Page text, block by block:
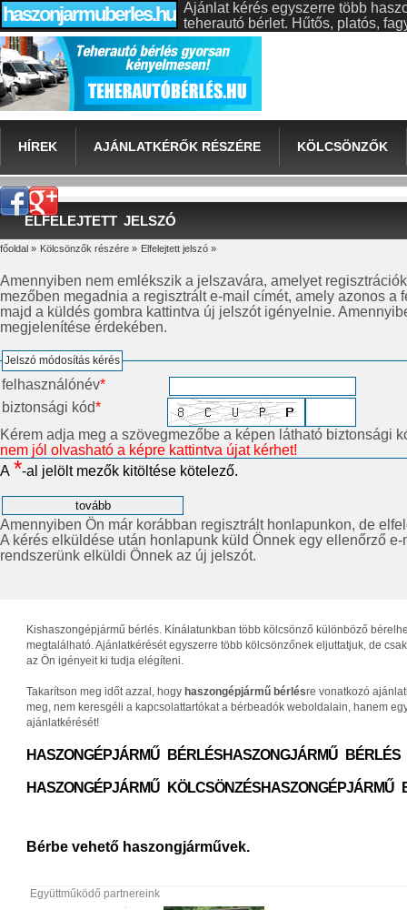
haszonjarmuberles.hu Ajánlat kérés egyszerre több
teherautó bérlet. Hűtős, platós,
HÍREK AJÁNLATKÉRŐK RÉSZÉRE KÖLCSÖNZŐK
ELFELEJTETT JELSZÓ
főoldal » Kölcsönzők részére » Elfelejtett jelszó »
Amennyiben nem emlékszik a jelszavára, amelyet
mezőben megadnia a regisztrált e-mail címét, amely azonos
majd a küldés gombra kattintva új jelszót igényelnie.
megjelenítése érdekében.
Jelszó módosítás kérés
felhasználónév*
biztonsági kód*
Kérem adja meg a szövegmezőbe a képen látható biztonsági
nem jól olvasható a képre kattintva újat kérhet!
A *-al jelölt mezők kitöltése kötelező.
Amennyiben Ön már korábban regisztrált honlapunkon, de
A kérés elküldése után honlapunk küld Önnek egy ellenőrző
rendszerünk elküldi Önnek az új jelszót.
Kishaszongépjármű bérlés. Kínálatunkban több kölcsönző különböző
megtalálható. Ajánlatkérését egyszerre több kölcsönzőnek eljuttatjuk, de
az Ön igényeit ki tudja elégíteni.
Takarítson meg időt azzal, hogy haszongépjármű bérlésre vonatkozó
meg, nem keresgéli a kapcsolattartókat a bérbeadók weboldalain, hanem
ajánlatkérését!
HASZONGÉPJÁRMŰ BÉRLÉSHASZONGJÁRMŰ BÉRLÉS
HASZONGÉPJÁRMŰ KÖLCSÖNZÉSHASZONGÉPJÁRMŰ
Bérbe vehető haszongjárművek.
Együttműködő partnereink